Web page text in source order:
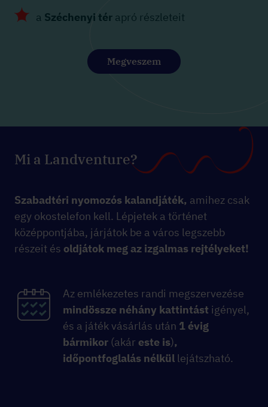
a Széchenyi tér apró részleteit
Megveszem
Mi a Landventure?
Szabadtéri nyomozós kalandjáték, amihez csak
egy okostelefon kell. Lépjetek a történet
középpontjába, járjátok be a város legszebb
részeit és oldjátok meg az izgalmas rejtélyeket!
Az emlékezetes randi megszervezése
mindössze néhány kattintást igényel,
és a játék vásárlás után 1 évig
bármikor (akár este is),
időpontfoglalás nélkül lejátszható.